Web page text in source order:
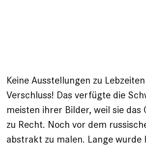
Keine Ausstellungen zu
Verschluss! Das verfügte die
meisten ihrer Bilder, weil sie
zu Recht. Noch vor dem
abstrakt zu malen. Lange